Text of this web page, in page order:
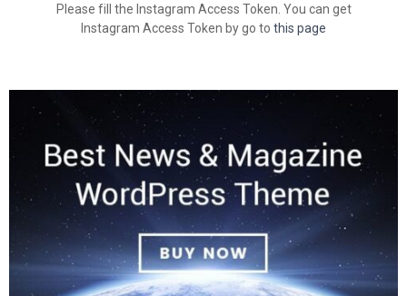
Please fill the Instagram Access Token. You can get
Instagram Access Token by go to this page